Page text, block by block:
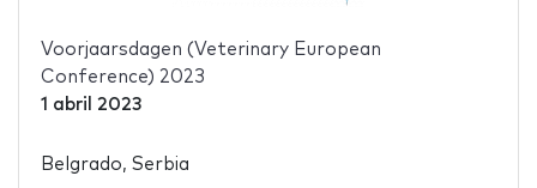
Voorjaarsdagen (Veterinary European
Conference) 2023
1 abril 2023
Belgrado, Serbia